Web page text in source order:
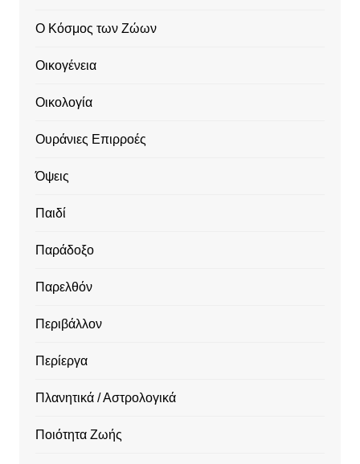
Ο Κόσμος των Ζώων
Οικογένεια
Οικολογία
Ουράνιες Επιρροές
Όψεις
Παιδί
Παράδοξο
Παρελθόν
Περιβάλλον
Περίεργα
Πλανητικά / Αστρολογικά
Ποιότητα Ζωής